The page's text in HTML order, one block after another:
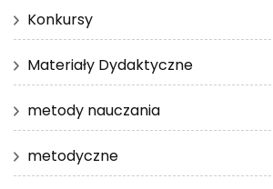
Konkursy
Materiały Dydaktyczne
metody nauczania
metodyczne